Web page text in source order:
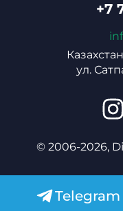
+7
ул.
© 2006-2026,
Telegram